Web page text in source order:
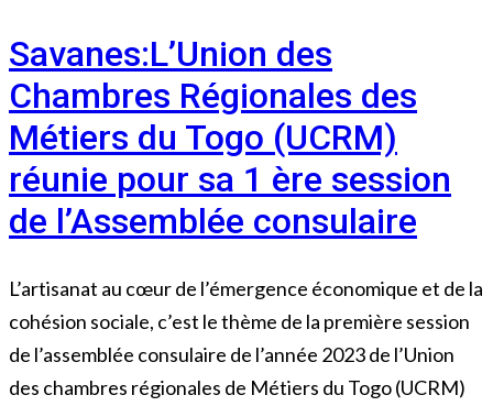
Savanes:L’Union des
Chambres Régionales des
Métiers du Togo (UCRM)
réunie pour sa 1 ère session
de l’Assemblée consulaire
L’artisanat au cœur de l’émergence économique et de la
cohésion sociale, c’est le thème de la première session
de l’assemblée consulaire de l’année 2023 de l’Union
des chambres régionales de Métiers du Togo (UCRM)